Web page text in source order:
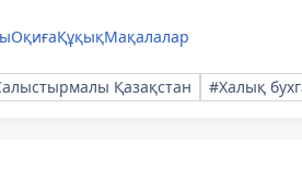
ОқиғаҚұқықМақалалар
Қазақстан #Халық